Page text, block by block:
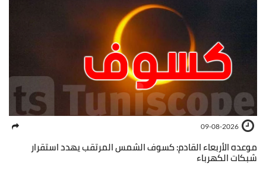
09-08-2026
موعده الأربعاء القادم: كسوف الشمس المرتقب يهدد استقرار
شبكات الكهرباء